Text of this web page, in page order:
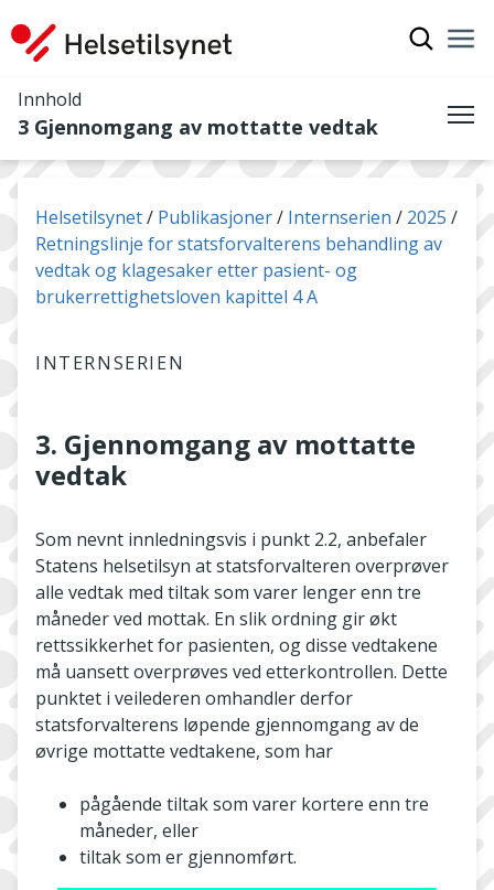
Innhold
3 Gjennomgang av mottatte vedtak
Du er her:
Helsetilsynet Publikasjoner Internserien
2025
Retningslinje for statsforvalterens behandling av
vedtak og klagesaker etter pasient- og
brukerrettighetsloven kapittel 4 A
INTERNSERIEN
3. Gjennomgang av mottatte
vedtak
Som nevnt innledningsvis i punkt 2.2, anbefaler
Statens helsetilsyn at statsforvalteren overprøver
alle vedtak med tiltak som varer lenger enn tre
måneder ved mottak. En slik ordning gir økt
rettssikkerhet for pasienten, og disse vedtakene
må uansett overprøves ved etterkontrollen. Dette
punktet i veilederen omhandler derfor
statsforvalterens løpende gjennomgang av de
øvrige mottatte vedtakene, som har
pågående tiltak som varer kortere enn tre
måneder, eller
tiltak som er gjennomført.